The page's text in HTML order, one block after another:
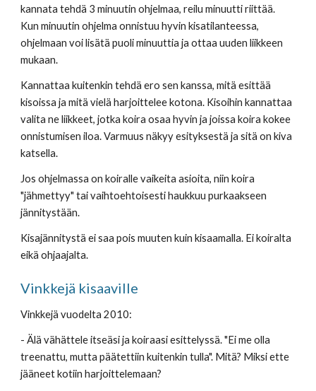
kannata tehdä 3 minuutin ohjelmaa, reilu minuutti riittää.
Kun minuutin ohjelma onnistuu hyvin kisatilanteessa,
ohjelmaan voi lisätä puoli minuuttia ja ottaa uuden liikkeen
mukaan.
Kannattaa kuitenkin tehdä ero sen kanssa, mitä esittää
kisoissa ja mitä vielä harjoittelee kotona. Kisoihin kannattaa
valita ne liikkeet, jotka koira osaa hyvin ja joissa koira kokee
onnistumisen iloa. Varmuus näkyy esityksestä ja sitä on kiva
katsella.
Jos ohjelmassa on koiralle vaikeita asioita, niin koira
"jähmettyy" tai vaihtoehtoisesti haukkuu purkaakseen
jännitystään.
Kisajännitystä ei saa pois muuten kuin kisaamalla. Ei koiralta
eikä ohjaajalta.
Vinkkejä kisaaville
Vinkkejä vuodelta 2010:
- Älä vähättele itseäsi ja koiraasi esittelyssä. "Ei me olla
treenattu, mutta päätettiin kuitenkin tulla". Mitä? Miksi ette
jääneet kotiin harjoittelemaan?